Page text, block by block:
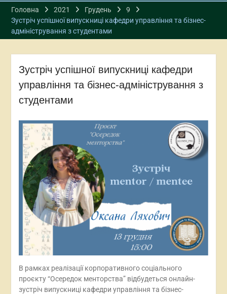
Головна 2021 Грудень
9
Зустріч успішної випускниці кафедри управління та бізнес-
адміністрування з студентами
Зустріч успішної випускниці кафедри
управління та бізнес-адміністрування з
студентами
В рамках реалізації корпоративного соціального
проєкту “Осередок менторства” відбудеться онлайн-
зустріч випускниці кафедри управління та бізнес-